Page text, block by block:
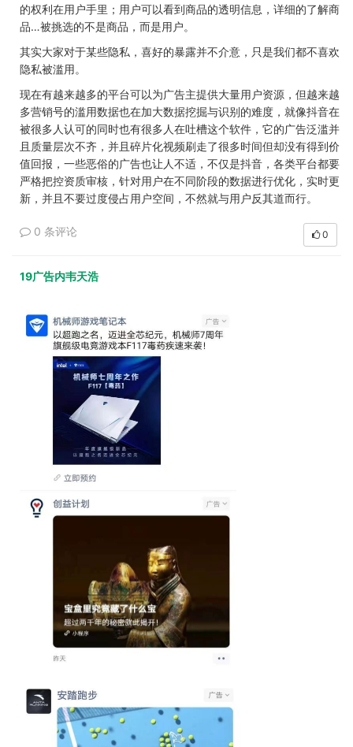
的权利在用户手里；用户可以看到商品的透明信息，详细的了解商
品…被挑选的不是商品，而是用户。
其实大家对于某些隐私，喜好的暴露并不介意，只是我们都不喜欢
隐私被滥用。
现在有越来越多的平台可以为广告主提供大量用户资源，但越来越
多营销号的滥用数据也在加大数据挖掘与识别的难度，就像抖音在
被很多人认可的同时也有很多人在吐槽这个软件，它的广告泛滥并
且质量层次不齐，并且碎片化视频刷走了很多时间但却没有得到价
值回报，一些恶俗的广告也让人不适，不仅是抖音，各类平台都要
严格把控资质审核，针对用户在不同阶段的数据进行优化，实时更
新，并且不要过度侵占用户空间，不然就与用户反其道而行。
0 条评论 0
19广告内韦天浩